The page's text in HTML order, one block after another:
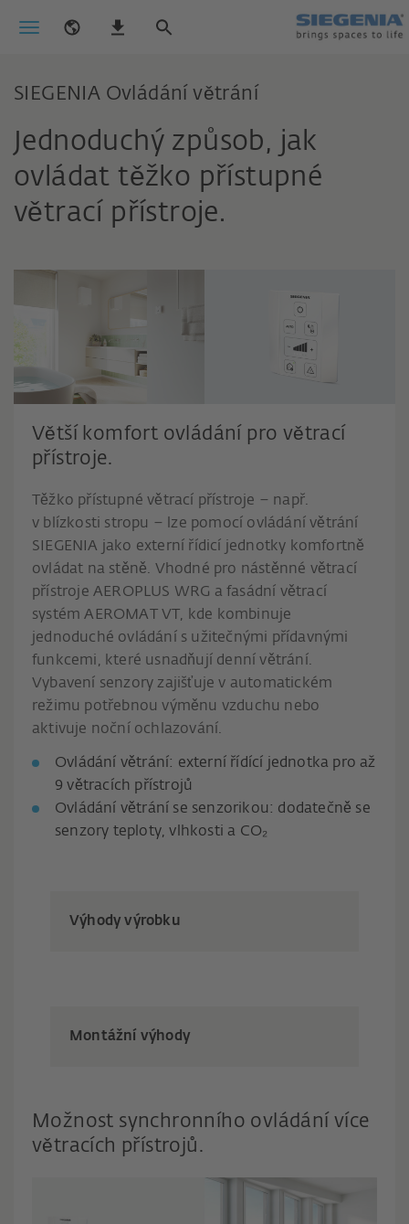
SIEGENIA Ovládání větrání
Jednoduchý způsob, jak
ovládat těžko přístupné
větrací přístroje.
Větší komfort ovládání pro větrací
přístroje.
Těžko přístupné větrací přístroje – např.
v blízkosti stropu – lze pomocí ovládání větrání
SIEGENIA jako externí řídicí jednotky komfortně
ovládat na stěně. Vhodné pro nástěnné větrací
přístroje AEROPLUS WRG a fasádní větrací
systém AEROMAT VT, kde kombinuje
jednoduché ovládání s užitečnými přídavnými
funkcemi, které usnadňují denní větrání.
Vybavení senzory zajišťuje v automatickém
režimu potřebnou výměnu vzduchu nebo
aktivuje noční ochlazování.
Ovládání větrání: externí řídící jednotka pro až
9 větracích přístrojů
Ovládání větrání se senzorikou: dodatečně se
senzory teploty, vlhkosti a CO₂
Výhody výrobku
Montážní výhody
Možnost synchronního ovládání více
větracích přístrojů.